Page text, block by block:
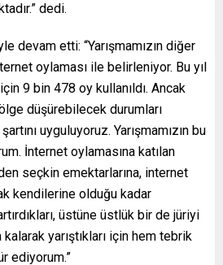
dedi.
devam etti: “Yarışmamızın diğer
oylaması ile belirleniyor. Bu yıl
9 bin 478 oy kullanıldı. Ancak
düşürebilecek durumları
uyguluyoruz. Yarışmamızın bu
İnternet oylamasına katılan
seçkin emektarlarına, internet
kendilerine olduğu kadar
üstüne üstlük bir de jüriyi
yarıştıkları için hem tebrik
ediyorum.”